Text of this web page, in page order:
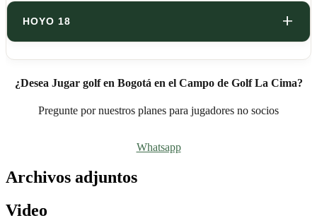
HOYO 18
¿Desea Jugar golf en Bogotá en el Campo de Golf La Cima?
Pregunte por nuestros planes para jugadores no socios
Whatsapp
Archivos adjuntos
Video